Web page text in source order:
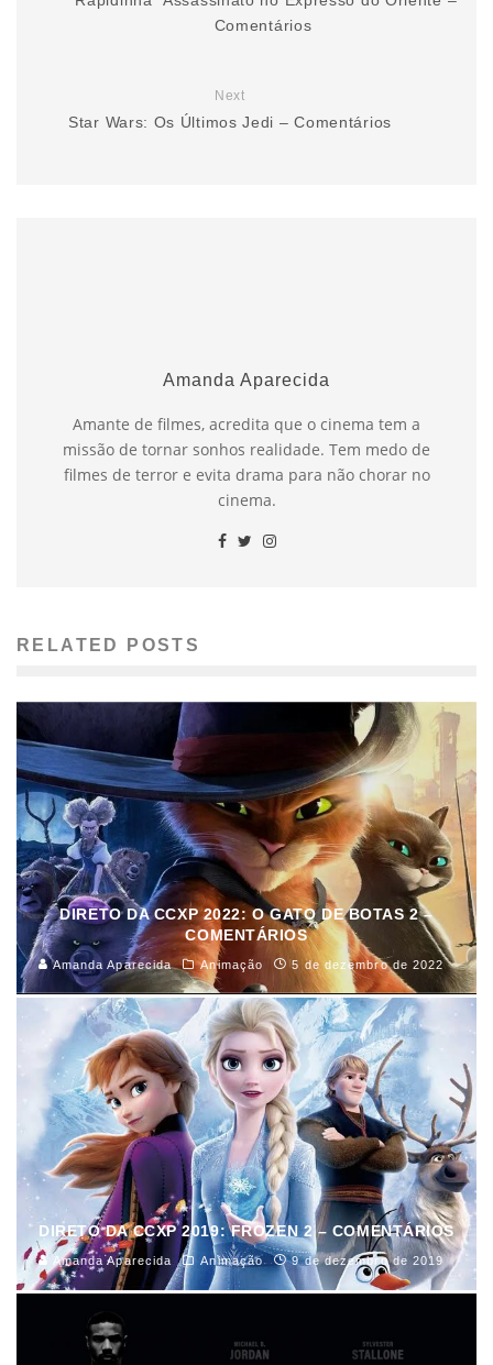
Comentários
Next
Star Wars: Os Últimos Jedi – Comentários
Amanda Aparecida
Amante de filmes, acredita que o cinema tem a
missão de tornar sonhos realidade. Tem medo de
filmes de terror e evita drama para não chorar no
cinema.
RELATED POSTS
DIRETO DA CCXP 2022: O GATO DE BOTAS 2 –
COMENTÁRIOS
Amanda Aparecida Animação 5 de dezembro de 2022
DIRETO DA CCXP 2019: FROZEN 2 – COMENTÁRIOS
Amanda Aparecida Animação 9 de dezembro de 2019